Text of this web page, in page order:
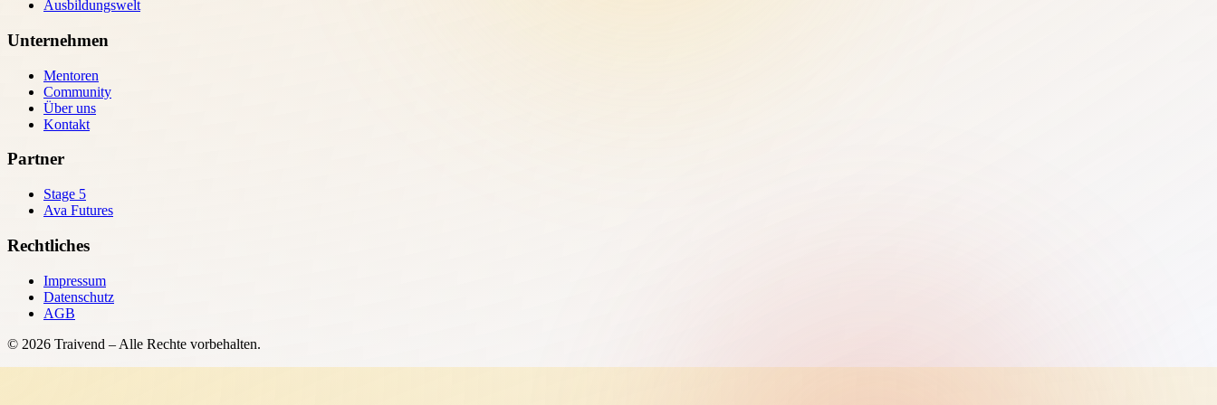
Ausbildungswelt
Unternehmen
Mentoren
Community
Über uns
Kontakt
Partner
Stage 5
Ava Futures
Rechtliches
Impressum
Datenschutz
AGB
© 2026 Traivend – Alle Rechte vorbehalten.